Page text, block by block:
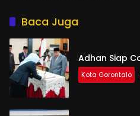
Baca Juga
Adhan Siap
Kota Gorontalo